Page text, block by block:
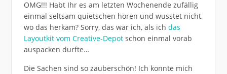
OMG!!! Habt Ihr es am letzten Wochenende zufällig
einmal seltsam quietschen hören und wusstet nicht,
wo das herkam? Sorry, das war ich, als ich das
Layoutkit vom Creative-Depotschon einmal vorab
auspacken durfte…
Die Sachen sind so zauberschön! Ich konnte mich